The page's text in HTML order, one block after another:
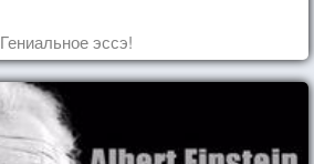
Гениальное эссэ!